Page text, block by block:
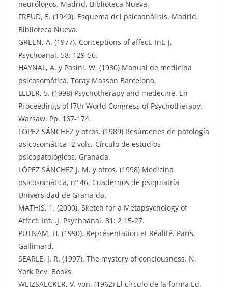
neurólogos. Madrid, Biblioteca Nueva.
FREUD, 5. (1940). Esquema del psicoanálisis. Madrid,
Biblioteca Nueva.
GREEN, A. (1977). Conceptions of affect. Int. J.
Psychoanal. 58: 129-56.
HAYNAL, A. y Pasini, W. (1980) Manual de medicina
psicosomática. Toray Masson Barcelona.
LEDER, 5. (1998) Psychotherapy and medecine. En
Proceedings of l7th World Congress of Psychotherapy.
Warsaw. Pp. 167-174.
LÓPEZ SÁNCHEZ y otros. (1989) Resúmenes de patología
psicosomática -2 vols.-Círculo de estudios
psicopatológicos, Granada.
LÓPEZ SÁNCHEZ J. M. y otros. (1998) Medicina
psicosomática, nº 46, Cuadernos de psiquiatría
Universidad de Grana-da.
MATHIS, 1. (2000). Sketch for a Metapsychology of
Affect. Int. .J. Psychoanal. 81: 2 15-27.
PUTNAM, H. (1990). Représentation et Réalité. París,
Gallimard.
SEARLE, J. R. (1997). The mystery of conciousness. N.
York Rev. Books.
WEIZSAECKER, V. von. (1962) El círculo de la forma Ed.